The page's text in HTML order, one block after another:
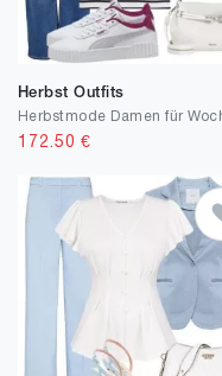
Herbst Outfits
172.50 €